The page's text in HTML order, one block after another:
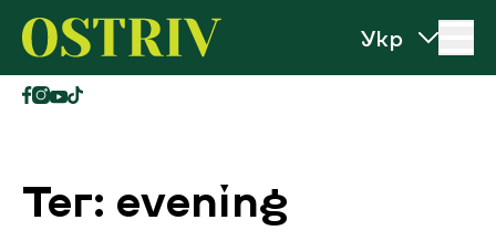
Ostriv
Тег: evening